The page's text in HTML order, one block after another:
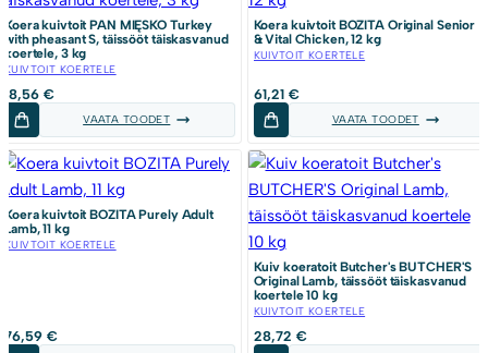
Koera kuivtoit PAN MIĘSKO Turkey
with pheasant S, täissööt täiskasvanud
koertele, 3 kg
KUIVTOIT KOERTELE
18,56 €
VAATA TOODET
Koera kuivtoit BOZITA Original Senior
& Vital Chicken, 12 kg
KUIVTOIT KOERTELE
61,21 €
VAATA TOODET
Koera kuivtoit BOZITA Purely Adult
Lamb, 11 kg
KUIVTOIT KOERTELE
76,59 €
Kuiv koeratoit Butcher's BUTCHER'S
Original Lamb, täissööt täiskasvanud
koertele 10 kg
KUIVTOIT KOERTELE
28,72 €